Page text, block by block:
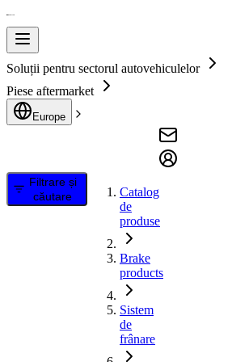
Soluții pentru sectorul autovehiculelor
Piese aftermarket
Europe
Filtrare și
căutare
Catalog
de
produse
Brake
products
Sistem
de
frânare